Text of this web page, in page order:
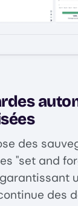
des
"set and
des